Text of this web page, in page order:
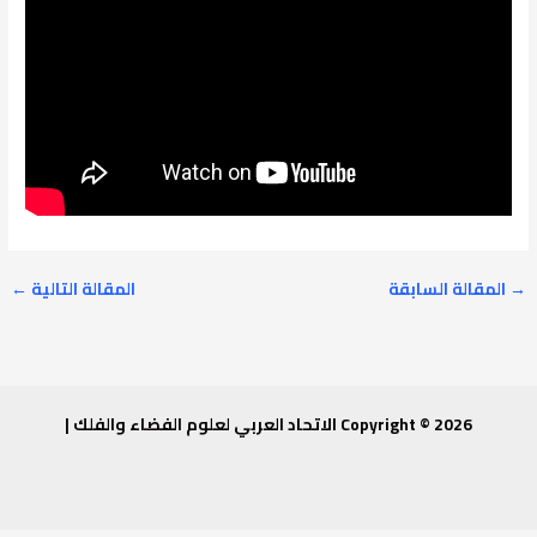
→ المقالة السابقة المقالة التالية ←
Copyright © 2026 الاتحاد العربي لعلوم الفضاء والفلك |